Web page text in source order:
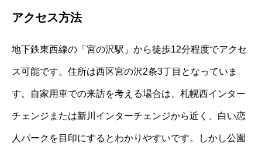
アクセス方法
地下鉄東西線の「宮の沢駅」から徒歩12分程度でアクセ
ス可能です。住所は西区宮の沢2条3丁目となっていま
す。自家用車での来訪を考える場合は、札幌西インター
チェンジまたは新川インターチェンジから近く、白い恋
人パークを目印にするとわかりやすいです。しかし公園